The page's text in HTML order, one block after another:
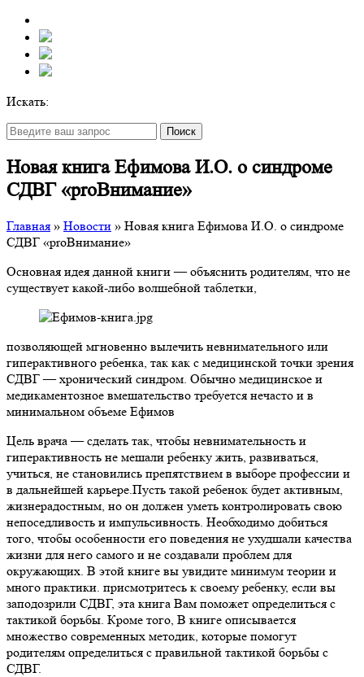
Искать:
Поиск
Новая книга Ефимова И.О. о синдроме
СДВГ «proВнимание»
Главная » Новости » Новая книга Ефимова И.О. о синдроме
СДВГ «proВнимание»
Основная идея данной книги — объяснить родителям, что не
существует какой-либо волшебной таблетки,
позволяющей мгновенно вылечить невнимательного или
гиперактивного ребенка, так как с медицинской точки зрения
СДВГ — хронический синдром. Обычно медицинское и
медикаментозное вмешательство требуется нечасто и в
минимальном объеме Ефимов
Цель врача — сделать так, чтобы невнимательность и
гиперактивность не мешали ребенку жить, развиваться,
учиться, не становились препятствием в выборе профессии и
в дальнейшей карьере.Пусть такой ребенок будет активным,
жизнерадостным, но он должен уметь контролировать свою
непоседливость и импульсивность. Необходимо добиться
того, чтобы особенности его поведения не ухудшали качества
жизни для него самого и не создавали проблем для
окружающих. В этой книге вы увидите минимум теории и
много практики. присмотритесь к своему ребенку, если вы
заподозрили СДВГ, эта книга Вам поможет определиться с
тактикой борьбы. Кроме того, В книге описывается
множество современных методик, которые помогут
родителям определиться с правильной тактикой борьбы с
СДВГ.